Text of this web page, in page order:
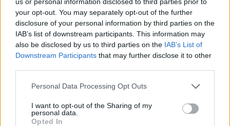
your opt-out. You may separately opt-out of the further
disclosure of your personal information by third parties on the
IAB’s list of downstream participants. This information may
also be disclosed by us to third parties on the IAB’s List of
Downstream Participants that may further disclose it to other
Personal Data Processing Opt Outs
I want to opt-out of the Sharing of my
personal data.
Opted In
Elektromos autó